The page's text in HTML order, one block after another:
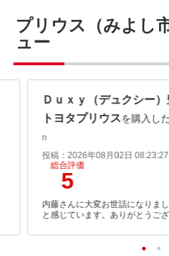
プリウス（みよし
ュー
トヨタプリウスを購入し
n
投稿：2026年08月02日 08:23:27
総合評価
5
内藤さんに大変お世話になりま
と感じています。ありがとうござ